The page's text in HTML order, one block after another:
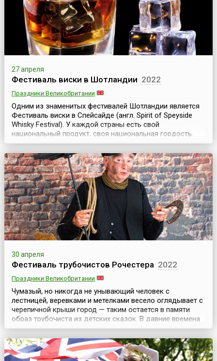
27 апреля
Фестиваль виски в Шотландии 2022
Праздники Великобритании
Одним из знаменитых фестивалей Шотландии является
Фестиваль виски в Спейсайде (англ. Spirit of Speyside
Whisky Festival). У каждой страны есть свой
национальный продукт, своя национальная гордость.
Шотландцы гордятся своим виски. С наступлением
весны в Шотландии начинается пора фестивалей и
праздников, посвященных виски. Первым стартует The
Spirit of Speyside Whisky Festival, который длится 6 ...
30 апреля
Фестиваль трубочистов Рочестера 2022
Праздники Великобритании
Чумазый, но никогда не унывающий человек с
лестницей, веревками и метелками весело оглядывает с
черепичной крыши город — таким остается в памяти
образ трубочиста из детских сказок. В давние времена
ремесло трубочиста окутывала некая таинственность.
Ходили легенды о богатых джентльменах, которые
теряли своих детей и после долгих лет безутешного горя
находили их среди трубочистов. Истории окруж...